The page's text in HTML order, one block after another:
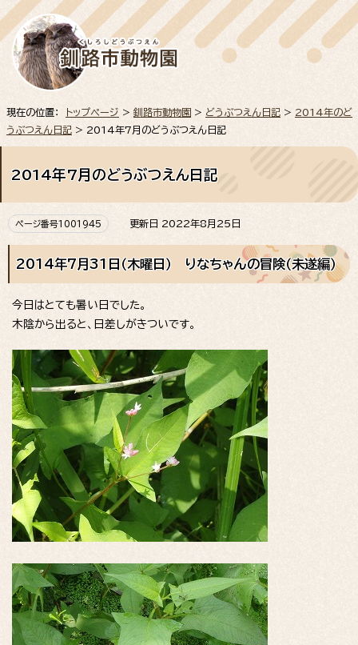
現在の位置： トップページ > 釧路市動物園 > どうぶつえん日記 > 2014年のど
うぶつえん日記 > 2014年7月のどうぶつえん日記
2014年7月のどうぶつえん日記
ページ番号1001945 更新日 2022年8月25日
2014年7月31日（木曜日） りなちゃんの冒険（未遂編）
今日はとても暑い日でした。
木陰から出ると、日差しがきついです。